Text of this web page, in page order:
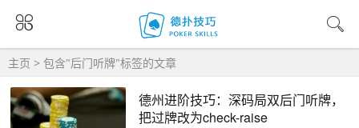
主页 > 包含"后门听牌"标签的文章
德州进阶技巧：深码局双后门听牌，
把过牌改为check-raise